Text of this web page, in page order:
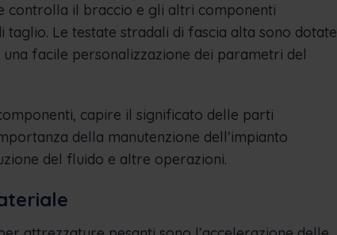
controlla il braccio e gli altri componenti
taglio. Le testate stradali di fascia alta sono dotate
facile personalizzazione dei parametri del
capire il significato delle parti
della manutenzione dell’impianto
del fluido e altre operazioni.